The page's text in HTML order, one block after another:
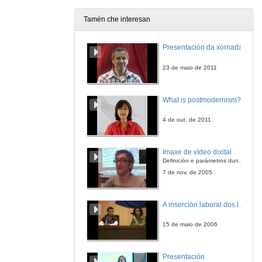
O Chief Communications Officer del Futuro. Factores e funcións que fan dos Chief Communications Officers, profesionais de éxito
6 de feb. de 2014
6 de feb. de 2014
6 de feb. de 2014
Tamén che interesan
Presentación da xornada
23 de maio de 2011
What is postmodernism?
4 de out. de 2011
Imaxe de vídeo dixital
Definición e parámetros dunha imaxe dixital. Resolución e Aspecto. Profundidade da cor. Compresión. Frame por segundo. Entrelazado. Campos, cadros
7 de nov. de 2005
15 de maio de 2006
Presentación